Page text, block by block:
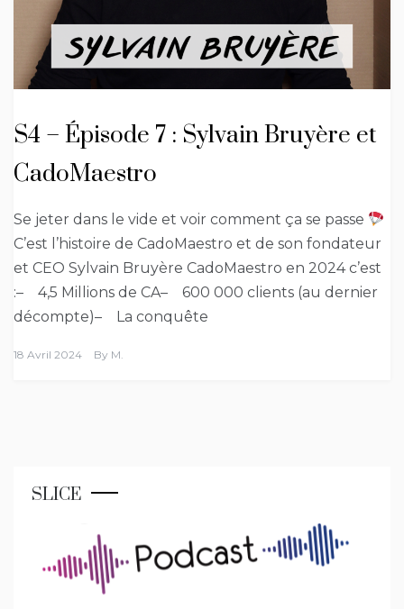
S4 – Épisode 7 : Sylvain Bruyère et
CadoMaestro
Se jeter dans le vide et voir comment ça se passe
C’est l’histoire de CadoMaestro et de son fondateur
et CEO Sylvain Bruyère CadoMaestro en 2024 c’est
:– 4,5 Millions de CA– 600 000 clients (au dernier
décompte)– La conquête
18 Avril 2024 By M.
SLICE